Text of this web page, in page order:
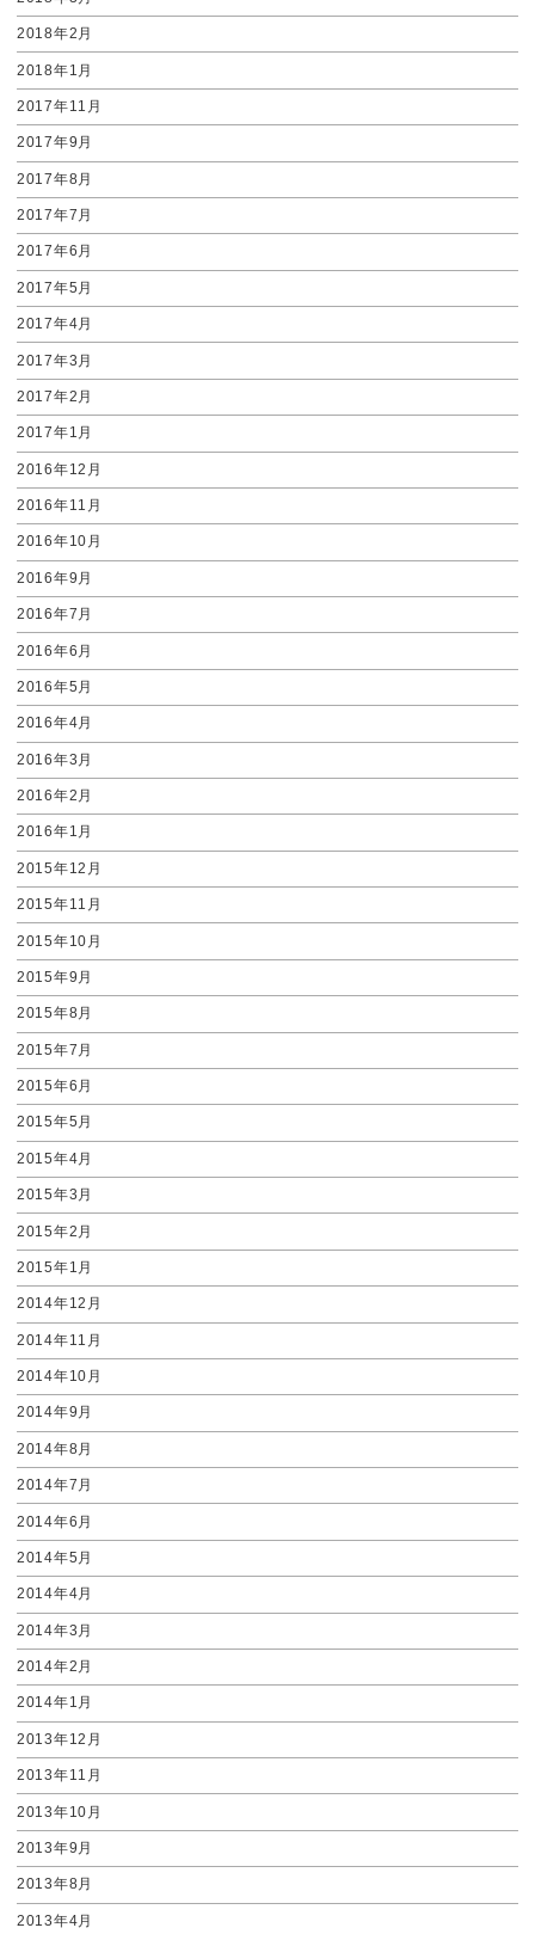
2018年2月
2018年1月
2017年11月
2017年9月
2017年8月
2017年7月
2017年6月
2017年5月
2017年4月
2017年3月
2017年2月
2017年1月
2016年12月
2016年11月
2016年10月
2016年9月
2016年7月
2016年6月
2016年5月
2016年4月
2016年3月
2016年2月
2016年1月
2015年12月
2015年11月
2015年10月
2015年9月
2015年8月
2015年7月
2015年6月
2015年5月
2015年4月
2015年3月
2015年2月
2015年1月
2014年12月
2014年11月
2014年10月
2014年9月
2014年8月
2014年7月
2014年6月
2014年5月
2014年4月
2014年3月
2014年2月
2014年1月
2013年12月
2013年11月
2013年10月
2013年9月
2013年8月
2013年4月